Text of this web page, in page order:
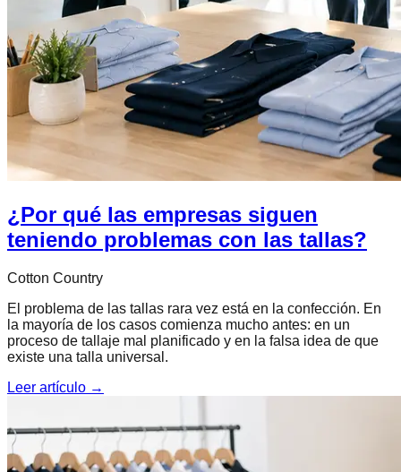
¿Por qué las empresas siguen
teniendo problemas con las tallas?
Cotton Country
El problema de las tallas rara vez está en la confección. En
la mayoría de los casos comienza mucho antes: en un
proceso de tallaje mal planificado y en la falsa idea de que
existe una talla universal.
Leer artículo →